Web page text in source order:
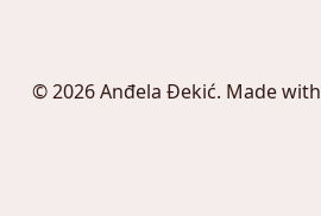
© 2026 Anđela Đekić. Made with